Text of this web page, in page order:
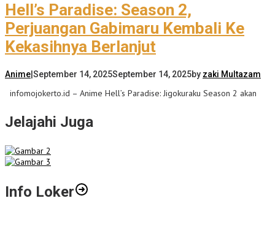
Hell’s Paradise: Season 2,
Perjuangan Gabimaru Kembali Ke
Kekasihnya Berlanjut
Anime September 14, 2025September 14, 2025by zaki Multazam
infomojokerto.id – Anime Hell’s Paradise: Jigokuraku Season 2 akan
Jelajahi Juga
Info Loker